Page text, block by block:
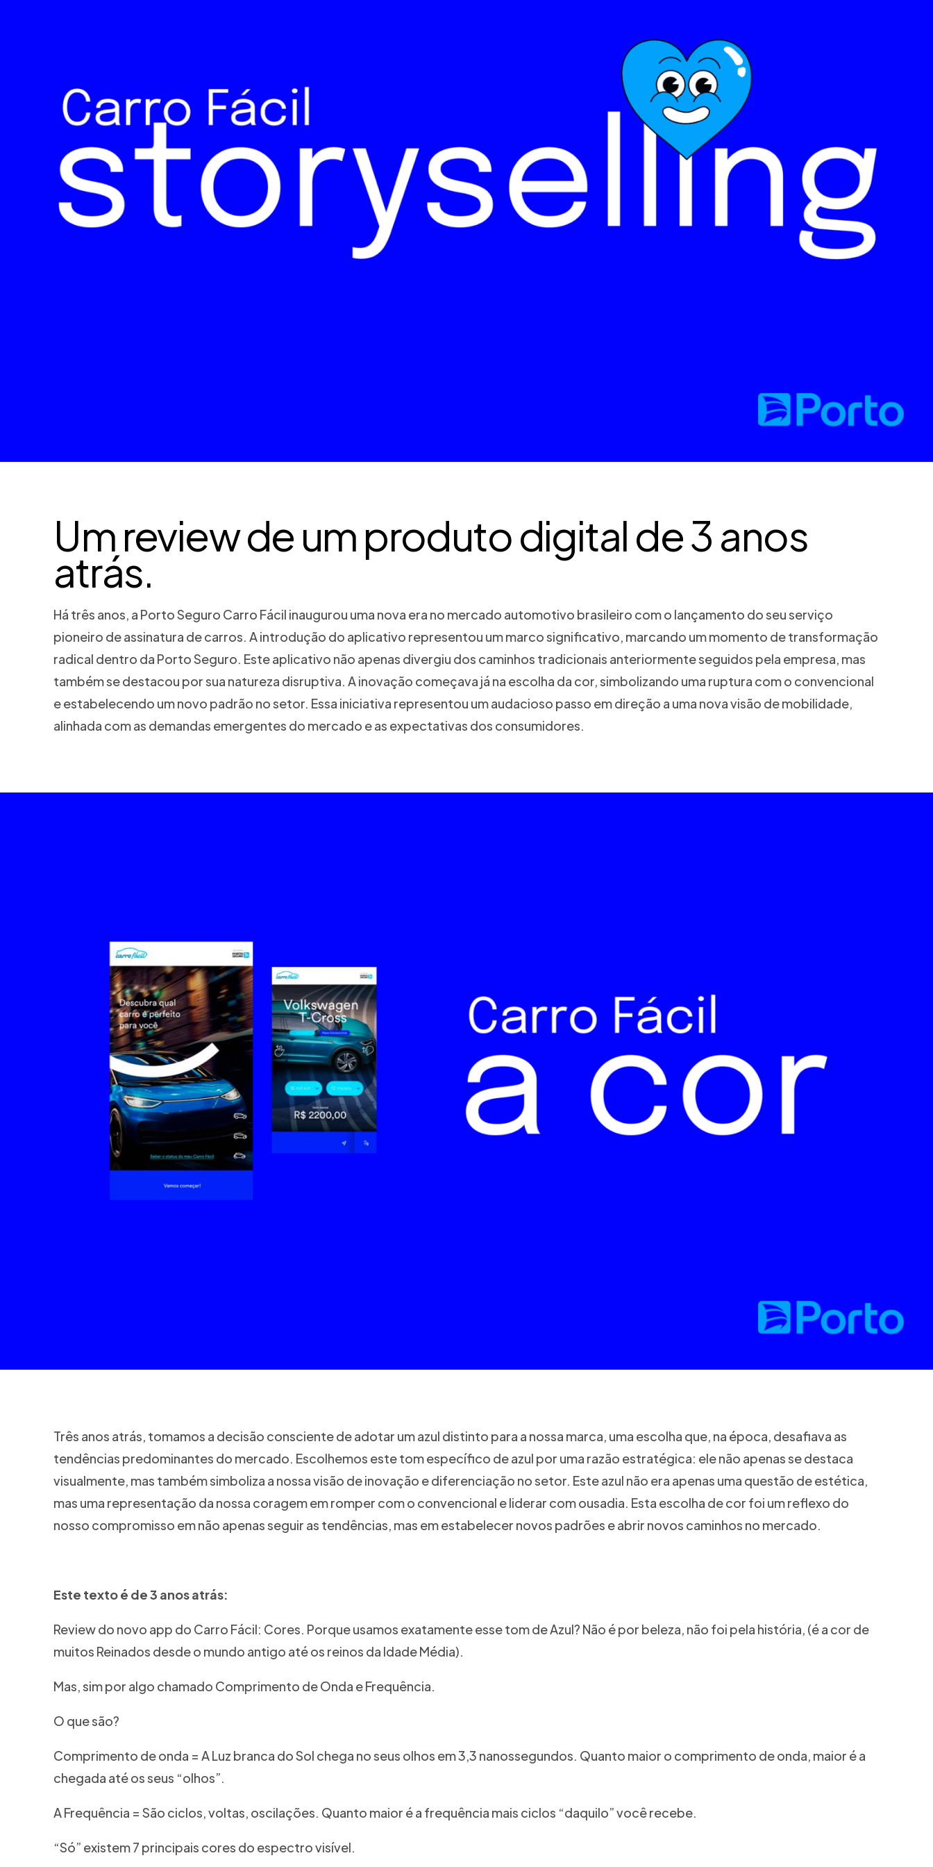
Um review de um produto digital de 3 anos
atrás.
Há três anos, a Porto Seguro Carro Fácil inaugurou uma nova era no mercado automotivo brasileiro com o lançamento do seu serviço
pioneiro de assinatura de carros. A introdução do aplicativo representou um marco significativo, marcando um momento de transformação
radical dentro da Porto Seguro. Este aplicativo não apenas divergiu dos caminhos tradicionais anteriormente seguidos pela empresa, mas
também se destacou por sua natureza disruptiva. A inovação começava já na escolha da cor, simbolizando uma ruptura com o convencional
e estabelecendo um novo padrão no setor. Essa iniciativa representou um audacioso passo em direção a uma nova visão de mobilidade,
alinhada com as demandas emergentes do mercado e as expectativas dos consumidores.
Três anos atrás, tomamos a decisão consciente de adotar um azul distinto para a nossa marca, uma escolha que, na época, desafiava as
tendências predominantes do mercado. Escolhemos este tom específico de azul por uma razão estratégica: ele não apenas se destaca
visualmente, mas também simboliza a nossa visão de inovação e diferenciação no setor. Este azul não era apenas uma questão de estética,
mas uma representação da nossa coragem em romper com o convencional e liderar com ousadia. Esta escolha de cor foi um reflexo do
nosso compromisso em não apenas seguir as tendências, mas em estabelecer novos padrões e abrir novos caminhos no mercado.
Este texto é de 3 anos atrás:
Review do novo app do Carro Fácil: Cores. Porque usamos exatamente esse tom de Azul? Não é por beleza, não foi pela história, (é a cor de
muitos Reinados desde o mundo antigo até os reinos da Idade Média).
Mas, sim por algo chamado Comprimento de Onda e Frequência.
O que são?
Comprimento de onda = A Luz branca do Sol chega no seus olhos em 3,3 nanossegundos. Quanto maior o comprimento de onda, maior é a
chegada até os seus “olhos”.
A Frequência = São ciclos, voltas, oscilações. Quanto maior é a frequência mais ciclos “daquilo” você recebe.
“Só” existem 7 principais cores do espectro visível.